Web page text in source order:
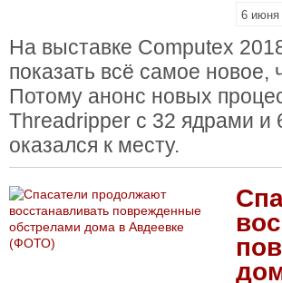
6 июня
На выставке Computex
показать всё самое новое,
Потому анонс новых
Threadripper с 32 ядрами и
оказался к месту.